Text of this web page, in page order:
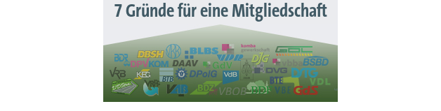
7 Gründe für eine Mitgliedschaft